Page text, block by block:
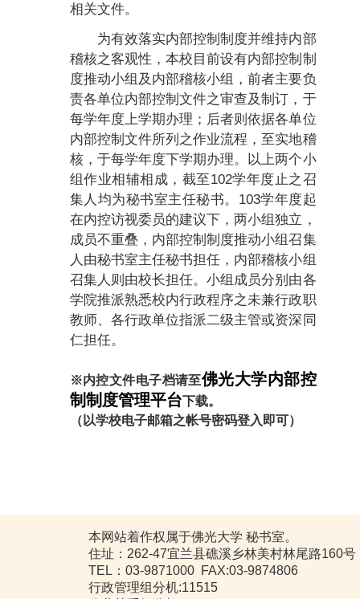
相关文件。
为有效落实内部控制制度并维持内部
稽核之客观性，本校目前设有内部控制制
度推动小组及内部稽核小组，前者主要负
责各单位内部控制文件之审查及制订，于
每学年度上学期办理；后者则依据各单位
内部控制文件所列之作业流程，至实地稽
核，于每学年度下学期办理。以上两个小
组作业相辅相成，截至102学年度止之召
集人均为秘书室主任秘书。103学年度起
在内控访视委员的建议下，两小组独立，
成员不重叠，内部控制制度推动小组召集
人由秘书室主任秘书担任，内部稽核小组
召集人则由校长担任。小组成员分别由各
学院推派熟悉校内行政程序之未兼行政职
教师、各行政单位指派二级主管或资深同
仁担任。
※内控文件电子档请至佛光大学内部控
制制度管理平台下载。
（以学校电子邮箱之帐号密码登入即可）
本网站着作权属于佛光大学 秘书室。
住址：262-47宜兰县礁溪乡林美村林尾路160号
TEL：03-9871000 FAX:03-9874806
行政管理组分机:11515